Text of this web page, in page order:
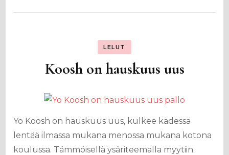
LELUT
Koosh on hauskuus uus
Yo Koosh on hauskuus uus, kulkee kädessä
lentää ilmassa mukana menossa mukana kotona
koulussa. Tämmöisellä ysäriteemalla myytiin